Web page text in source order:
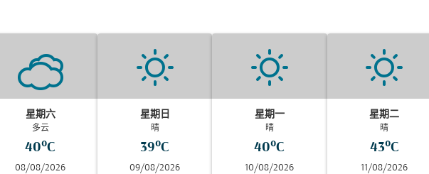
星期六
多云
40°C
08/08/2026
星期日
晴
39°C
09/08/2026
星期一
晴
40°C
10/08/2026
星期二
晴
43°C
11/08/2026